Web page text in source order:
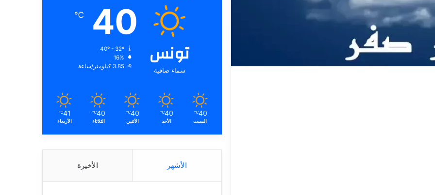
تونس
سماء صافية
40
℃
16%
3.85 كيلومتر/ساعة
40
℃
السبت
40
℃
الأحد
40
℃
الأثنين
40
℃
الثلاثاء
41
℃
الأربعاء
الأشهر الأخيرة